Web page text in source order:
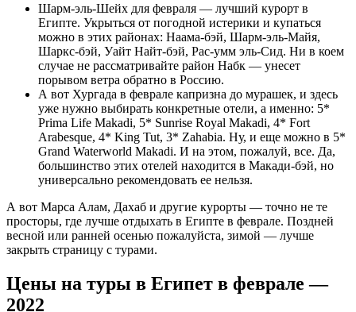
Шарм-эль-Шейх для февраля — лучший курорт в
Египте. Укрыться от погодной истерики и купаться
можно в этих районах: Наама-бэй, Шарм-эль-Майя,
Шаркс-бэй, Уайт Найт-бэй, Рас-умм эль-Сид. Ни в коем
случае не рассматривайте район Набк — унесет
порывом ветра обратно в Россию.
А вот Хургада в феврале капризна до мурашек, и здесь
уже нужно выбирать конкретные отели, а именно: 5*
Prima Life Makadi, 5* Sunrise Royal Makadi, 4* Fort
Arabesque, 4* King Tut, 3* Zahabia. Ну, и еще можно в 5*
Grand Waterworld Makadi. И на этом, пожалуй, все. Да,
большинство этих отелей находится в Макади-бэй, но
универсально рекомендовать ее нельзя.
А вот Марса Алам, Дахаб и другие курорты — точно не те
просторы, где лучше отдыхать в Египте в феврале. Поздней
весной или ранней осенью пожалуйста, зимой — лучше
закрыть страницу с турами.
Цены на туры в Египет в феврале —
2022